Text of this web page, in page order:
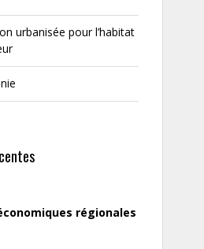
urbanisée pour l’habitat
régionales